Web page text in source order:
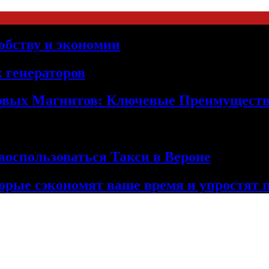
и экономии
Магнитов: Ключевые
Такси в Вероне
сэкономят ваше время и упростят